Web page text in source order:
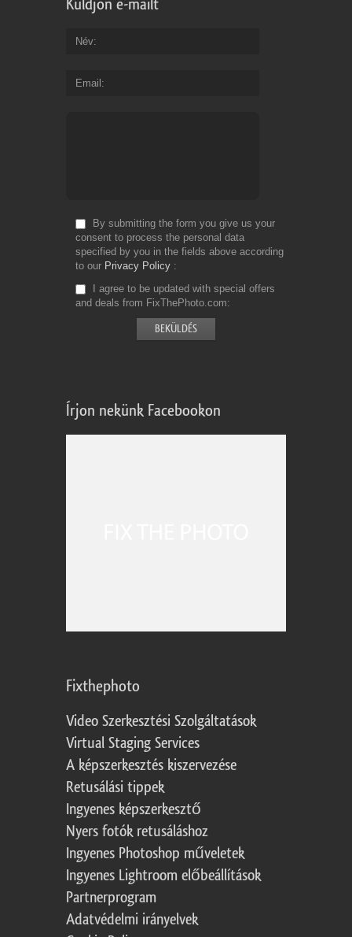
Küldjön e-mailt
Név
Email
By submitting the form you give us your
consent to process the personal data
specified by you in the fields above according
to our Privacy Policy
I agree to be updated with special offers
and deals from FixThePhoto.com
Írjon nekünk Facebookon
Fixthephoto
Video Szerkesztési Szolgáltatások
Virtual Staging Services
A képszerkesztés kiszervezése
Retusálási tippek
Ingyenes képszerkesztő
Nyers fotók retusáláshoz
Ingyenes Photoshop műveletek
Ingyenes Lightroom előbeállítások
Partnerprogram
Adatvédelmi irányelvek